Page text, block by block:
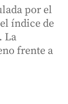
por el
índice de
La
frente a